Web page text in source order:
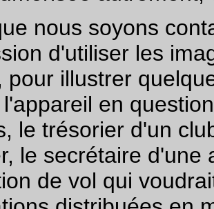
nous soyons
d'utiliser les
pour illustrer
en
le trésorier d'un
le secrétaire
de vol qui